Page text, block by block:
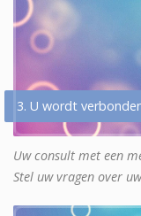
3. U wordt
Uw consult met een
Stel uw vragen over